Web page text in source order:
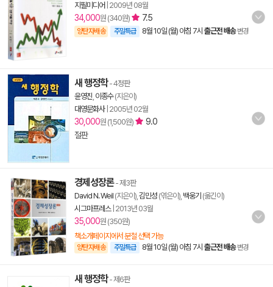
지필미디어 2009년 08월
34,000원 (340원) 7.5
양탄자배송 주말특급 8월 10일 (월) 아침 7시 출근전 배송 변경
새 행정학- 4정판
윤영진 이종수(지은이)
대영문화사| 2005년 02월
30,000원 (1,500원)
9.0
절판
경제성장론- 제3판
David N. Weil (지은이), 김민성 (엮은이), 백웅기 (옮긴이)
시그마프레스| 2013년 03월
35,000원 (350원)
책소개페이지에서 분철 선택 가능
양탄자배송 주말특급 8월 10일 (월) 아침 7시 출근전 배송 변경
새 행정학- 제6판